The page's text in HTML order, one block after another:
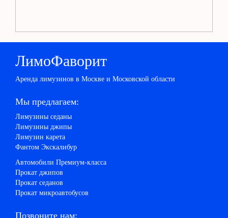
ЛимоФаворит
Аренда лимузинов в Москве и Московской области
Мы предлагаем:
Лимузины седаны
Лимузины джипы
Лимузин карета
Фантом Экскалибур
Автомобили Премиум-класса
Прокат джипов
Прокат седанов
Прокат микроавтобусов
Позвоните нам: